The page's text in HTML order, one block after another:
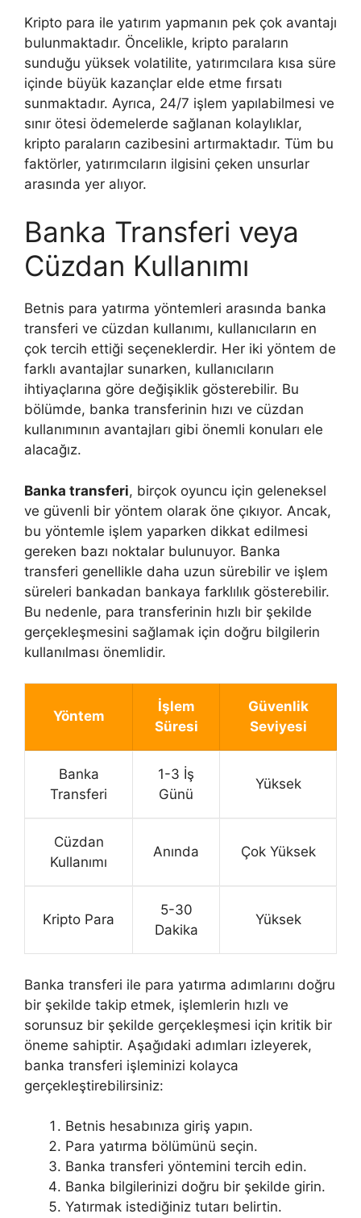
Kripto para ile yatırım yapmanın pek çok avantajı
bulunmaktadır. Öncelikle, kripto paraların
sunduğu yüksek volatilite, yatırımcılara kısa süre
içinde büyük kazançlar elde etme fırsatı
sunmaktadır. Ayrıca, 24/7 işlem yapılabilmesi ve
sınır ötesi ödemelerde sağlanan kolaylıklar,
kripto paraların cazibesini artırmaktadır. Tüm bu
faktörler, yatırımcıların ilgisini çeken unsurlar
arasında yer alıyor.
Banka Transferi veya
Cüzdan Kullanımı
Betnis para yatırma yöntemleri arasında banka
transferi ve cüzdan kullanımı, kullanıcıların en
çok tercih ettiği seçeneklerdir. Her iki yöntem de
farklı avantajlar sunarken, kullanıcıların
ihtiyaçlarına göre değişiklik gösterebilir. Bu
bölümde, banka transferinin hızı ve cüzdan
kullanımının avantajları gibi önemli konuları ele
alacağız.
Banka transferi, birçok oyuncu için geleneksel
ve güvenli bir yöntem olarak öne çıkıyor. Ancak,
bu yöntemle işlem yaparken dikkat edilmesi
gereken bazı noktalar bulunuyor. Banka
transferi genellikle daha uzun sürebilir ve işlem
süreleri bankadan bankaya farklılık gösterebilir.
Bu nedenle, para transferinin hızlı bir şekilde
gerçekleşmesini sağlamak için doğru bilgilerin
kullanılması önemlidir.
Yöntem
İşlem
Süresi
Güvenlik
Seviyesi
Banka
Transferi
1-3 İş
Günü
Yüksek
Cüzdan
Kullanımı
Anında Çok Yüksek
Kripto Para
5-30
Dakika
Yüksek
Banka transferi ile para yatırma adımlarını doğru
bir şekilde takip etmek, işlemlerin hızlı ve
sorunsuz bir şekilde gerçekleşmesi için kritik bir
öneme sahiptir. Aşağıdaki adımları izleyerek,
banka transferi işleminizi kolayca
gerçekleştirebilirsiniz:
Betnis hesabınıza giriş yapın.
Para yatırma bölümünü seçin.
Banka transferi yöntemini tercih edin.
Banka bilgilerinizi doğru bir şekilde girin.
Yatırmak istediğiniz tutarı belirtin.